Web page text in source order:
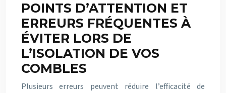
POINTS D’ATTENTION ET
ERREURS FRÉQUENTES À
ÉVITER LORS DE
L’ISOLATION DE VOS
COMBLES
Plusieurs erreurs peuvent réduire l’efficacité de